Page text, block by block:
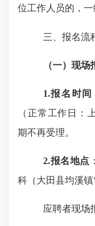
位工作人员的，一
三、报名流
（一） 现场
1.报名时间
（正常工作日：
期不再受理。
2.报名地点
科（大田县均溪
应聘者现场